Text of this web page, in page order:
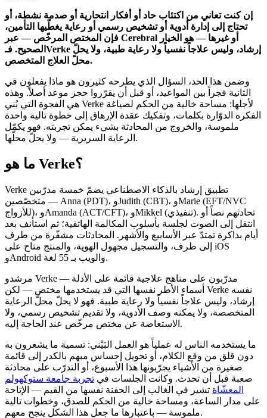
إن كنت تعاني من اكتئاب حاد أو أفكار انتحارية أو صدمة نشطة، أو
تحتاج إلى إدارة أدوية أو تشخيص رسمي أو رعاية يغطّيها التأمين،
فإن المختص المرخّص — عبر Cerebral أو غيرها — هو الخيار
الصحيح. فـVerke إرشاد، وليس علاجاً نفسياً ولا رعاية طبية، ولا يحلّ
محلّ العلاج المتخصص.
وضمن هذا الحد، السؤال الذي يطرحه كثيرون هو ماذا يفعلون في
الثانية فجراً بين المواعيد، أو قبل أن يقرّروا حجز موعد أصلاً. وهذه
هي الفجوة التي بُني Verke لأجلها: مساحة خالية من الحكم لصياغة
الفكرة الدوّارة بكلمات، وتفكيك عقدة الإرهاق إلى خطوة تالية واحدة
ملموسة، والخروج من المحادثة بشيء يمكن تجربته. فهو يكمّل
الرعاية السريرية — ولا يحلّ محلّها.
ما هو Verke؟
Verke تطبيق إرشاد بالذكاء الاصطناعي يضمّ خمسة مدرّبين
متخصّصين — Anna (PDT)، وJudith (CBT)، وMarie (EFT/NVC
للأزواج)، وAmanda (ACT/CFT)، وMikkel (تنفيذي). تحادثهم نصاً أو
انتقل إلى الصوت لجلسة بأسلوب المكالمة الهاتفية؛ ثم استأنف بعد
أيام بذاكرة تمتدّ عبر الأسابيع والأشهر. المحادثات مشفّرة من طرف
إلى طرف، والتسجيل مجهول الهوية، والمنتج متاح على iOS
وAndroid والويب بـ 55 لغة.
مرشدو Verke مدرّبون على مناهج علاجية قائمة على الأدلة —
أسماء الأطر نفسها التي قد يستخدمها مختص — لكن Verke نفسه
إرشاد، وليس علاجاً نفسياً ولا رعاية طبية. فهو لا يحلّ محلّ الرعاية
المتخصصة، ولا يمكنه وصف الأدوية، ولا تقديم تشخيص رسمي، ولا
الاستعاضة عن مختص مرخّص عند الحاجة إليه.
ما يستخدمه الناس له عملياً هو العمل البَيْني: تسمية ما يشعرون به
دون قلق من وقع الكلام، أو تحويل إحساس مبهم بالكدر إلى قائمة
صغيرة من الأشياء يجرّبونها هذا الأسبوع، أو التدرّب على محادثة
صعبة قبل أن تحدث. وكانت الجلسات في تجربة جامعة ستوكهولم
المعشّاة تشير في الغالب إلى الحفنة نفسها من القيم — الإتاحة
على مدار الساعة، ومساحة خالية من الحكم للصدق، وخطوات تالية
ملموسة — باعتبارها ما جعل هذا الشكل ينجح معهم.